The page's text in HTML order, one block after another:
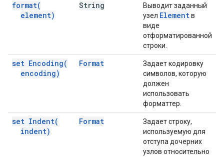
format(
element)
String
Выводит заданный
узел Elementв
виде
отформатированной
строки.
set Encoding(
encoding)
Format
Задает кодировку
символов, которую
должен
использовать
форматтер.
set Indent(
indent)
Format
Задает строку,
используемую для
отступа дочерних
узлов относительно